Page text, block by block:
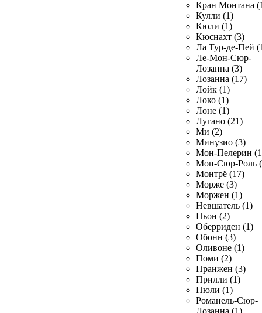
Кран Монтана
Кулли (1)
Кюли (1)
Кюснахт (3)
Ла Тур-де-Пей
Ле-Мон-Сюр-
Лозанна (3)
Лозанна (17)
Лойк (1)
Локо (1)
Лоне (1)
Лугано (21)
Ми (2)
Минузио (3)
Мон-Пелерин
Мон-Сюр-Роль
Монтрё (17)
Морже (3)
Моржен (1)
Невшатель (1)
Ньон (2)
Оберриден (1)
Обонн (3)
Оливоне (1)
Поми (2)
Пранжен (3)
Прилли (1)
Пюли (1)
Романель-Сюр-
Лозанна (1)